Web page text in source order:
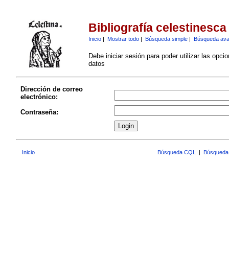
Bibliografía celestinesca
Inicio| Mostrar todo| Búsqueda simple| Búsqueda
Debe iniciar sesión para poder utilizar las
datos
Dirección de correo
electrónico:
Contraseña:
Inicio Búsqueda CQL |